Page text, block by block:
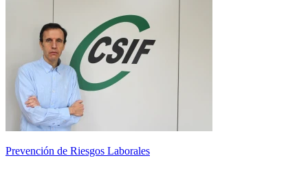
Prevención de Riesgos Laborales